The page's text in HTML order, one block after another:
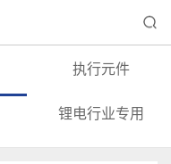
执行元件
锂电行业专用